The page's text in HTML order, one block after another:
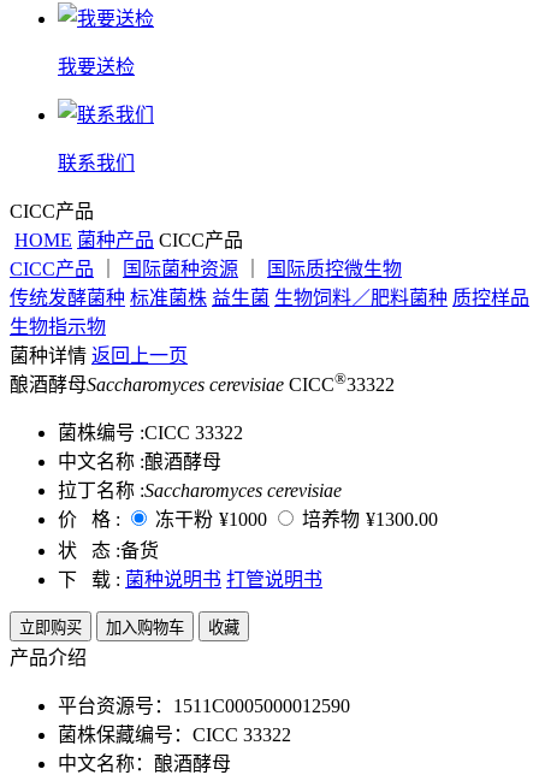
我要送检
联系我们
CICC产品
HOME 菌种产品 CICC产品
CICC产品
国际菌种资源
国际质控微生物
传统发酵菌种 标准菌株 益生菌 生物饲料／肥料菌种 质控样品
生物指示物
菌种详情 返回上一页
酿酒酵母Saccharomyces cerevisiae CICC®33322
菌株编号 :CICC 33322
中文名称 :酿酒酵母
拉丁名称 :Saccharomyces cerevisiae
价 格 :
冻干粉 ¥1000 培养物 ¥1300.00
状 态 :备货
下 载 : 菌种说明书 打管说明书
立即购买 加入购物车 收藏
产品介绍
平台资源号：1511C0005000012590
菌株保藏编号：CICC 33322
中文名称：酿酒酵母